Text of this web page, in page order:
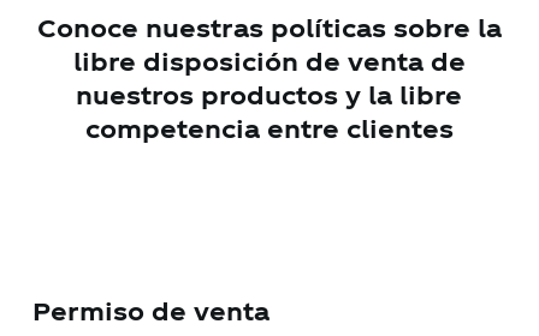
Nuestras marcas
Inversionistas
Noticias
Conoce nuestras políticas sobre la
libre disposición de venta de
nuestros productos y la libre
competencia entre clientes
Permiso de venta